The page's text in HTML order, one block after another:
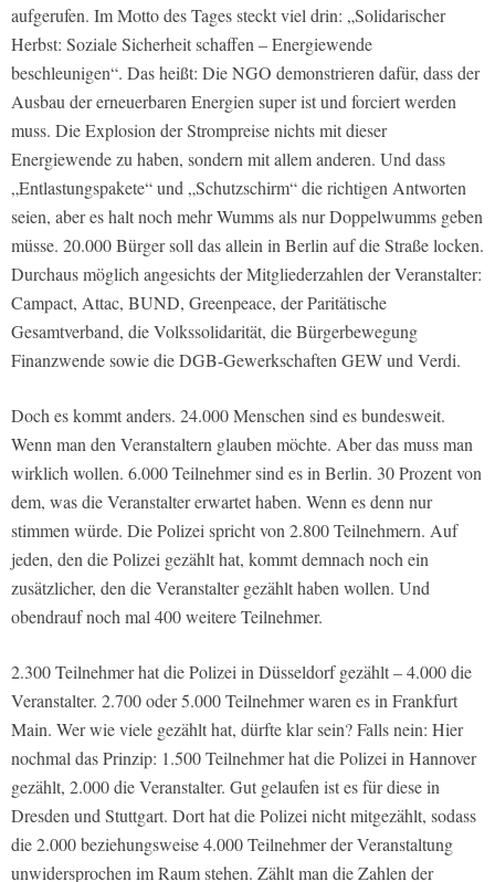
aufgerufen. Im Motto des Tages steckt viel drin: „Solidarischer
Herbst: Soziale Sicherheit schaffen – Energiewende
beschleunigen“. Das heißt: Die NGO demonstrieren dafür, dass der
Ausbau der erneuerbaren Energien super ist und forciert werden
muss. Die Explosion der Strompreise nichts mit dieser
Energiewende zu haben, sondern mit allem anderen. Und dass
„Entlastungspakete“ und „Schutzschirm“ die richtigen Antworten
seien, aber es halt noch mehr Wumms als nur Doppelwumms geben
müsse. 20.000 Bürger soll das allein in Berlin auf die Straße locken.
Durchaus möglich angesichts der Mitgliederzahlen der Veranstalter:
Campact, Attac, BUND, Greenpeace, der Paritätische
Gesamtverband, die Volkssolidarität, die Bürgerbewegung
Finanzwende sowie die DGB-Gewerkschaften GEW und Verdi.
Doch es kommt anders. 24.000 Menschen sind es bundesweit.
Wenn man den Veranstaltern glauben möchte. Aber das muss man
wirklich wollen. 6.000 Teilnehmer sind es in Berlin. 30 Prozent von
dem, was die Veranstalter erwartet haben. Wenn es denn nur
stimmen würde. Die Polizei spricht von 2.800 Teilnehmern. Auf
jeden, den die Polizei gezählt hat, kommt demnach noch ein
zusätzlicher, den die Veranstalter gezählt haben wollen. Und
obendrauf noch mal 400 weitere Teilnehmer.
2.300 Teilnehmer hat die Polizei in Düsseldorf gezählt – 4.000 die
Veranstalter. 2.700 oder 5.000 Teilnehmer waren es in Frankfurt
Main. Wer wie viele gezählt hat, dürfte klar sein? Falls nein: Hier
nochmal das Prinzip: 1.500 Teilnehmer hat die Polizei in Hannover
gezählt, 2.000 die Veranstalter. Gut gelaufen ist es für diese in
Dresden und Stuttgart. Dort hat die Polizei nicht mitgezählt, sodass
die 2.000 beziehungsweise 4.000 Teilnehmer der Veranstaltung
unwidersprochen im Raum stehen. Zählt man die Zahlen der